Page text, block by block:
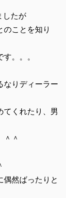
したが
のことを知り
。。。
なりディーラー
てくれたり、男
＾＾
偶然ばったりと